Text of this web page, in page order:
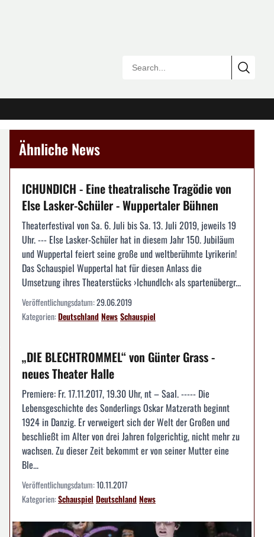
Ähnliche News
ICHUNDICH - Eine theatralische Tragödie von
Else Lasker-Schüler - Wuppertaler Bühnen
Theaterfestival von Sa. 6. Juli bis Sa. 13. Juli 2019, jeweils 19
Uhr. --- Else Lasker-Schüler hat in diesem Jahr 150. Jubiläum
und Wuppertal feiert seine große und weltberühmte Lyrikerin!
Das Schauspiel Wuppertal hat für diesen Anlass die
Umsetzung ihres Theaterstücks ›IchundIch‹ als spartenübergr...
Veröffentlichungsdatum:29.06.2019
Kategorien:DeutschlandNewsSchauspiel
„DIE BLECHTROMMEL“ von Günter Grass -
neues Theater Halle
Premiere: Fr. 17.11.2017, 19.30 Uhr, nt – Saal. ----- Die
Lebensgeschichte des Sonderlings Oskar Matzerath beginnt
1924 in Danzig. Er verweigert sich der Welt der Großen und
beschließt im Alter von drei Jahren folgerichtig, nicht mehr zu
wachsen. Zu dieser Zeit bekommt er von seiner Mutter eine
Ble...
Veröffentlichungsdatum:10.11.2017
Kategorien:Schauspiel DeutschlandNews